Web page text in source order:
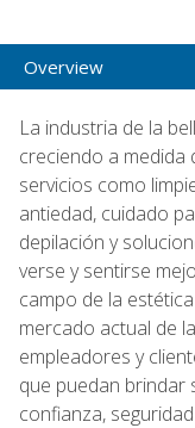
Overview
La industria de la
creciendo a medida
servicios como
antiedad, cuidado
depilación y
verse y sentirse
campo de la
mercado actual de
empleadores y
que puedan brindar
confianza,